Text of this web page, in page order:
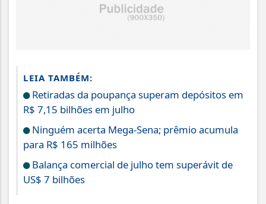
LEIA TAMBÉM:
Retiradas da poupança superam depósitos em
R$ 7,15 bilhões em julho
Ninguém acerta Mega-Sena; prêmio acumula
para R$ 165 milhões
Balança comercial de julho tem superávit de
US$ 7 bilhões